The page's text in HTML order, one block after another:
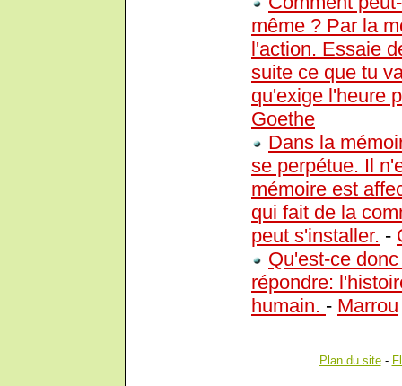
même ? Par la
l'action. Essaie
suite ce que tu
qu'exige l'heure
Goethe
Dans la
se perpétue. Il
mémoire est
qui fait de la
peut s'installer. -
Qu'est-ce
répondre:
humain. - Marrou
Plan du site-